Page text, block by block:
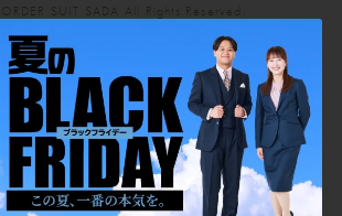
SADA
の
公
SADA
の
公
SADA
の
公
SADA
の
公
SADA
の
公
ORDER SUIT SADA All Rights Reserved.